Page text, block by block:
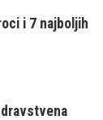
i 7 najboljih